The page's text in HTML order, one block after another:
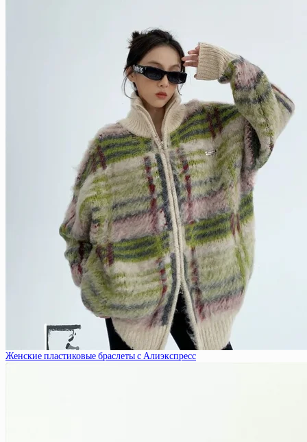
Женские пластиковые браслеты с Алиэкспресс